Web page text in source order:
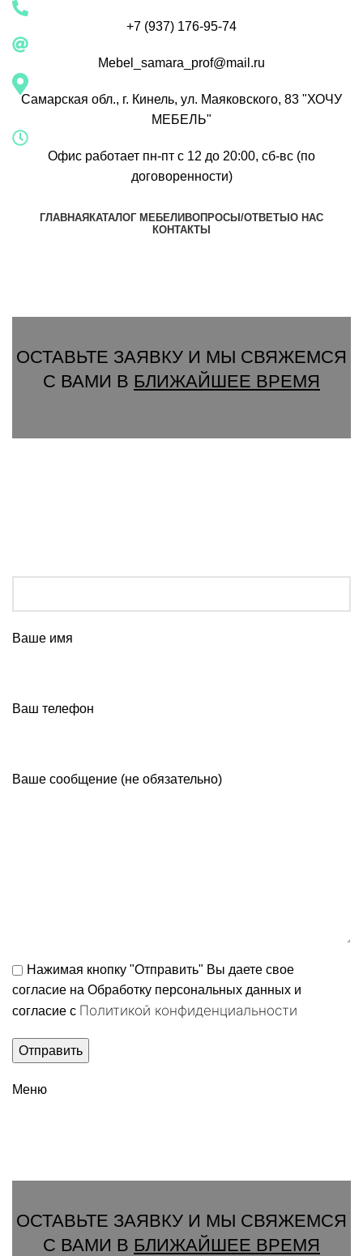
+7 (937) 176-95-74
Mebel_samara_prof@mail.ru
Самарская обл., г. Кинель, ул. Маяковского, 83 "ХОЧУ
МЕБЕЛЬ"
Офис работает пн-пт с 12 до 20:00, сб-вс (по
договоренности)
ГЛАВНАЯ КАТАЛОГ МЕБЕЛИ ВОПРОСЫ/ОТВЕТЫ О НАС
КОНТАКТЫ
ОСТАВЬТЕ ЗАЯВКУ И МЫ СВЯЖЕМСЯ
С ВАМИ В БЛИЖАЙШЕЕ ВРЕМЯ
Ваше имя
Ваш телефон
Ваше сообщение (не обязательно)
Нажимая кнопку "Отправить" Вы даете свое
согласие на Обработку персональных данных и
согласие c Политикой конфиденциальности
Меню
ОСТАВЬТЕ ЗАЯВКУ И МЫ СВЯЖЕМСЯ
С ВАМИ В БЛИЖАЙШЕЕ ВРЕМЯ